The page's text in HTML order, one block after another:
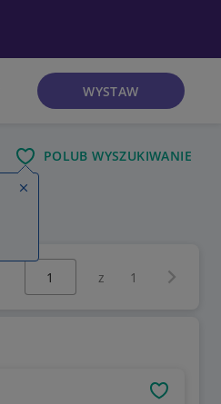
WYSTAW
POLUB WYSZUKIWANIE
Wybierz stronę:
z 1
Zamknij wskazówkę